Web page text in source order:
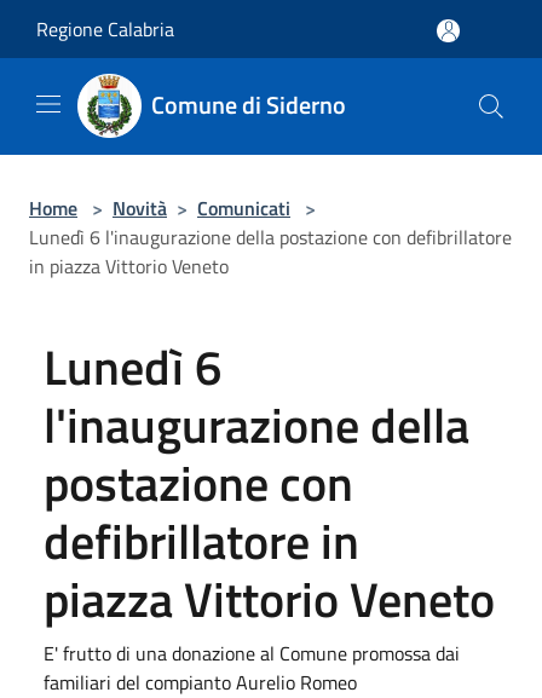
Regione Calabria
Comune di Siderno
Home > Novità > Comunicati >
Lunedì 6 l'inaugurazione della postazione con defibrillatore
in piazza Vittorio Veneto
Lunedì 6
l'inaugurazione della
postazione con
defibrillatore in
piazza Vittorio Veneto
E' frutto di una donazione al Comune promossa dai
familiari del compianto Aurelio Romeo